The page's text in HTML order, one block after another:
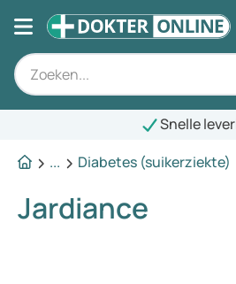
Snelle
...
Diabetes (suikerziekte)
Jardiance